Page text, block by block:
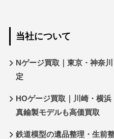
当社について
Nゲージ買取｜東京・神奈
定
HOゲージ買取｜川崎・横浜
真鍮製モデルも高価買取
鉄道模型の遺品整理・生前